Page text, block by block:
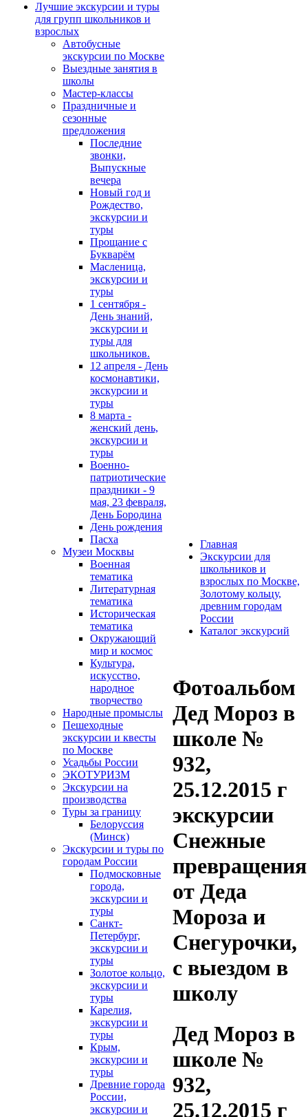
Лучшие экскурсии и туры
для групп школьников и
взрослых
Автобусные
экскурсии по Москве
Выездные занятия в
школы
Мастер-классы
Праздничные и
сезонные
предложения
Последние
звонки,
Выпускные
вечера
Новый год и
Рождество,
экскурсии и
туры
Прощание с
Букварём
Масленица,
экскурсии и
туры
1 сентября -
День знаний,
экскурсии и
туры для
школьников.
12 апреля - День
космонавтики,
экскурсии и
туры
8 марта -
женский день,
экскурсии и
туры
Военно-
патриотические
праздники - 9
мая, 23 февраля,
День Бородина
День рождения
Пасха
Музеи Москвы
Военная
тематика
Литературная
тематика
Историческая
тематика
Окружающий
мир и космос
Культура,
искусство,
народное
творчество
Народные промыслы
Пешеходные
экскурсии и квесты
по Москве
Усадьбы России
ЭКОТУРИЗМ
Экскурсии на
производства
Туры за границу
Белоруссия
(Минск)
Экскурсии и туры по
городам России
Подмосковные
города,
экскурсии и
туры
Санкт-
Петербург,
экскурсии и
туры
Золотое кольцо,
экскурсии и
туры
Карелия,
экскурсии и
туры
Крым,
экскурсии и
туры
Древние города
России,
экскурсии и
Главная
Экскурсии для
школьников и
взрослых по Москве,
Золотому кольцу,
древним городам
России
Каталог экскурсий
Фотоальбом
Дед Мороз в
школе №
932,
25.12.2015 г
экскурсии
Снежные
превращения
от Деда
Мороза и
Снегурочки,
с выездом в
школу
Дед Мороз в
школе №
932,
25.12.2015 г